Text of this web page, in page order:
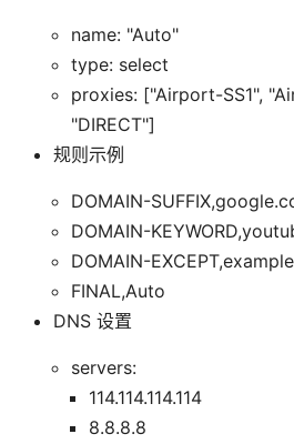
name: "Auto"
type: select
proxies: ["Airport-SS1",
"DIRECT"]
规则示例
DOMAIN-
DOMAIN-
DOMAIN-
FINAL,Auto
DNS 设置
servers:
114.114.114.114
8.8.8.8